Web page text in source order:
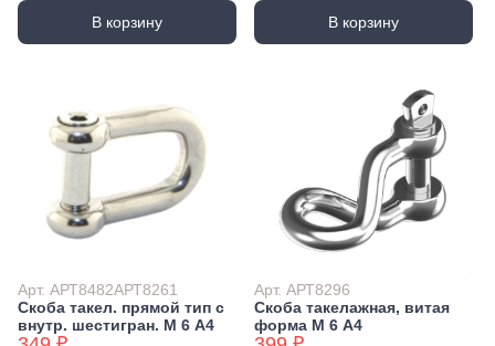
В корзину В корзину
Арт. АРТ8482АРТ8261
Скоба такел. прямой тип с
внутр. шестигран. М 6 А4
Арт. АРТ8296
Скоба такелажная, витая
форма М 6 А4